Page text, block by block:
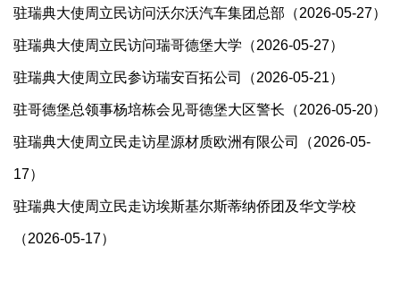
驻瑞典大使周立民访问沃尔沃汽车集团总部（2026-05-27）
驻瑞典大使周立民访问瑞哥德堡大学（2026-05-27）
驻瑞典大使周立民参访瑞安百拓公司（2026-05-21）
驻哥德堡总领事杨培栋会见哥德堡大区警长（2026-05-20）
驻瑞典大使周立民走访星源材质欧洲有限公司（2026-05-
17）
驻瑞典大使周立民走访埃斯基尔斯蒂纳侨团及华文学校
（2026-05-17）